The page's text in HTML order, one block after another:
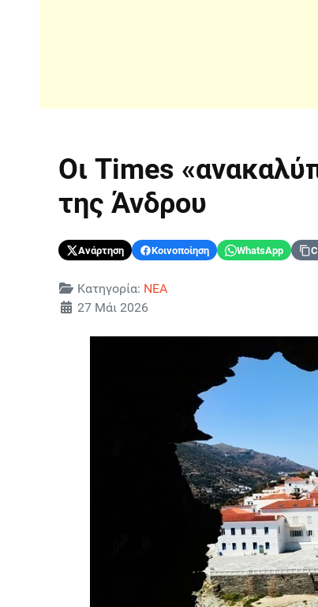
Οι Times
της Άνδρου
Ανάρτηση Κοινοποίηση WhatsApp
Λεπτομέρειες
Κατηγορία: ΝΕΑ
27 Μάι 2026